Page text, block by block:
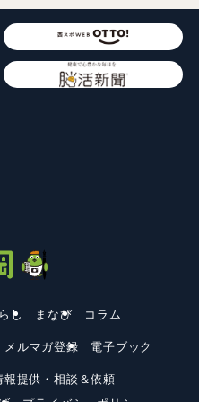
し まなび コラム
メルマガ登録 電子ブック
報提供・相談＆依頼